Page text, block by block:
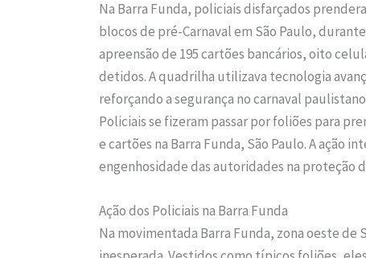
Na Barra Funda, policiais disfarçados
blocos de pré-Carnaval em São Paulo,
apreensão de 195 cartões bancários, oito
detidos. A quadrilha utilizava tecnologia
reforçando a segurança no carnaval
Policiais se fizeram passar por foliões para
e cartões na Barra Funda, São Paulo. A ação
engenhosidade das autoridades na proteção
Ação dos Policiais na Barra Funda
Na movimentada Barra Funda, zona oeste de